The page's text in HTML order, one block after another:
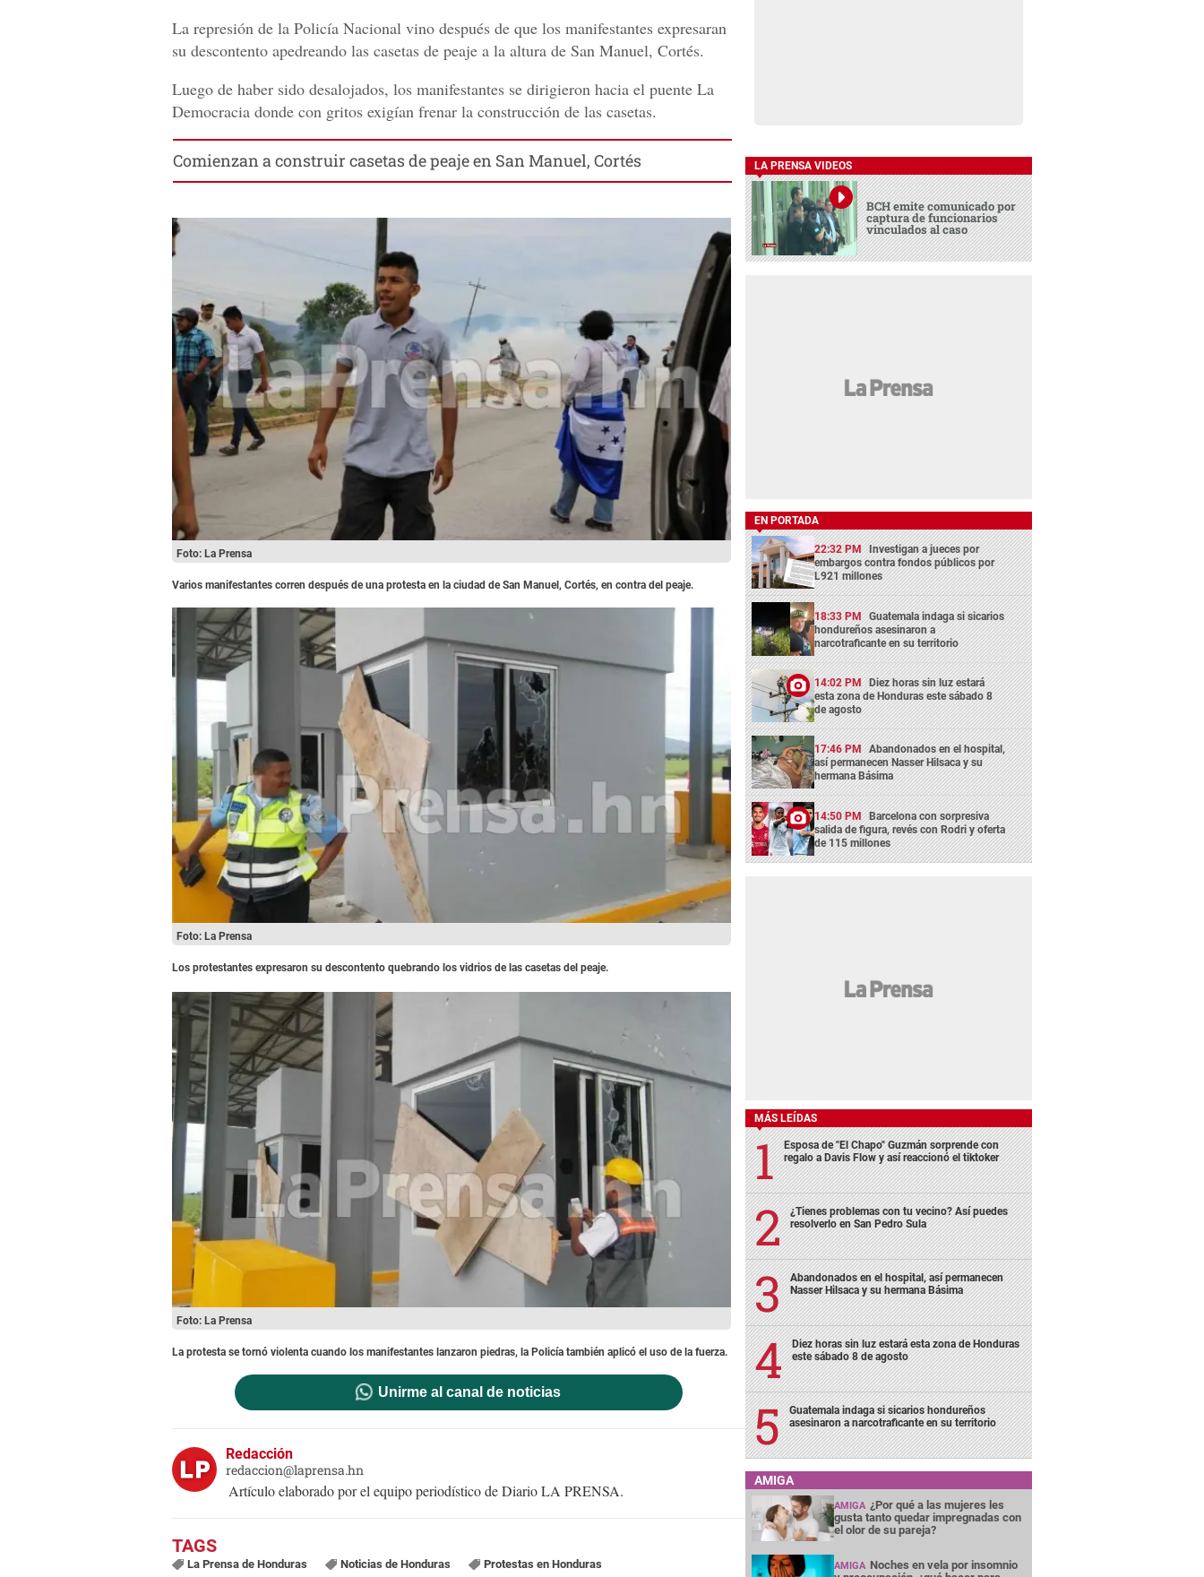
La represión de la Policía Nacional vino después de que los manifestantes expresaran
su descontento apedreando las casetas de peaje a la altura de San Manuel, Cortés.
Luego de haber sido desalojados, los manifestantes se dirigieron hacia el puente La
Democracia donde con gritos exigían frenar la construcción de las casetas.
Comienzan a construir casetas de peaje en San Manuel, Cortés
Foto: La Prensa
Varios manifestantes corren después de una protesta en la ciudad de San Manuel, Cortés, en contra del peaje.
Foto: La Prensa
Los protestantes expresaron su descontento quebrando los vidrios de las casetas del peaje.
Foto: La Prensa
La protesta se tornó violenta cuando los manifestantes lanzaron piedras, la Policía también aplicó el uso de la fuerza.
Unirme al canal de noticias
Redacción
redaccion@laprensa.hn
Artículo elaborado por el equipo periodístico de Diario LA PRENSA.
La Prensa de Honduras Noticias de Honduras Protestas en Honduras
LA PRENSA VIDEOS
BCH emite comunicado por
captura de funcionarios
vinculados al caso
EN PORTADA
22:32 PM Investigan a jueces por
embargos contra fondos públicos por
L921 millones
18:33 PM Guatemala indaga si sicarios
hondureños asesinaron a
narcotraficante en su territorio
14:02 PM Diez horas sin luz estará
esta zona de Honduras este sábado 8
de agosto
17:46 PM Abandonados en el hospital,
así permanecen Nasser Hilsaca y su
hermana Básima
14:50 PM Barcelona con sorpresiva
salida de figura, revés con Rodri y oferta
de 115 millones
MÁS LEÍDAS
Esposa de "El Chapo" Guzmán sorprende con
regalo a Davis Flow y así reaccionó el tiktoker
¿Tienes problemas con tu vecino? Así puedes
resolverlo en San Pedro Sula
Abandonados en el hospital, así permanecen
Nasser Hilsaca y su hermana Básima
Diez horas sin luz estará esta zona de Honduras
este sábado 8 de agosto
Guatemala indaga si sicarios hondureños
asesinaron a narcotraficante en su territorio
AMIGA
AMIGA ¿Por qué a las mujeres les
gusta tanto quedar impregnadas con
el olor de su pareja?
AMIGA Noches en vela por insomnio